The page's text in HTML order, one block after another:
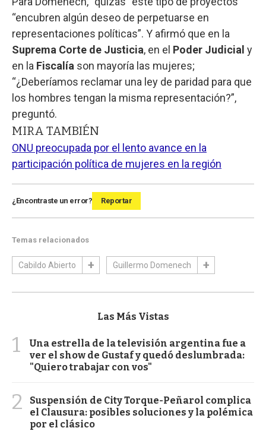
“encubren algún deseo de perpetuarse en
representaciones políticas”. Y afirmó que en la
Suprema Corte de Justicia, en el Poder Judicial y
en la Fiscalía son mayoría las mujeres;
“¿Deberíamos reclamar una ley de paridad para que
los hombres tengan la misma representación?”,
preguntó.
MIRA TAMBIÉN
ONU preocupada por el lento avance en la
participación política de mujeres en la región
¿Encontraste un error? Reportar
Temas relacionados
Cabildo Abierto Guillermo Domenech
Las Más Vistas
1
Una estrella de la televisión argentina fue a
ver el show de Gustaf y quedó deslumbrada:
"Quiero trabajar con vos"
2
Suspensión de City Torque-Peñarol complica
el Clausura: posibles soluciones y la polémica
por el clásico